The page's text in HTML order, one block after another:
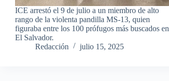
ICE arrestó el 9 de julio a un miembro de alto
rango de la violenta pandilla MS-13, quien
figuraba entre los 100 prófugos más buscados en
El Salvador.
Redacción
julio 15, 2025